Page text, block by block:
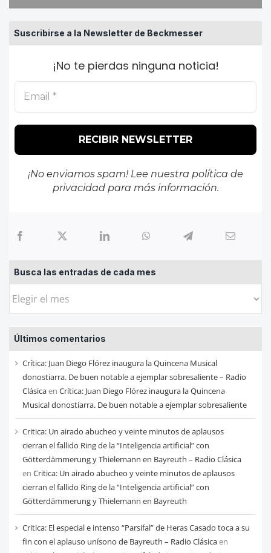
Suscribirse a la Newsletter de Beckmesser
¡No te pierdas ninguna noticia!
¡No enviamos spam! Lee nuestra política de
privacidadpara más información.
Busca las entradas de cada mes
Busca
entradas
de
cada
mes
Últimos comentarios
Crítica: Juan Diego Flórez inaugura la Quincena Musical
donostiarra. De buen notable a ejemplar sobresaliente – Radio
Clásicaen Crítica: Juan Diego Flórez inaugura la Quincena
Musical donostiarra. De buen notable a ejemplar sobresaliente
Critica: Un airado abucheo y veinte minutos de aplausos
cierran el fallido Ring de la “Inteligencia artificial” con
Götterdämmerung y Thielemann en Bayreuth – Radio Clásica
en Critica: Un airado abucheo y veinte minutos de aplausos
cierran el fallido Ring de la “Inteligencia artificial” con
Götterdämmerung y Thielemann en Bayreuth
Critica: El especial e intenso “Parsifal” de Heras Casado toca a su
fin con el aplauso unísono de Bayreuth – Radio Clásicaen